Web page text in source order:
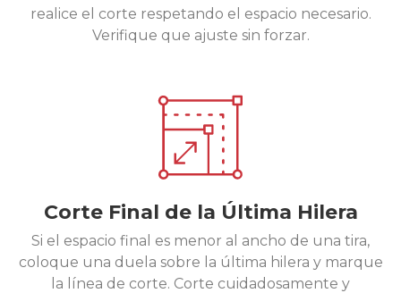
realice el corte respetando el espacio necesario.
Verifique que ajuste sin forzar.
Corte Final de la Última Hilera
Si el espacio final es menor al ancho de una tira,
coloque una duela sobre la última hilera y marque
la línea de corte. Corte cuidadosamente y